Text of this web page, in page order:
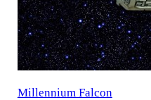
Millennium Falcon